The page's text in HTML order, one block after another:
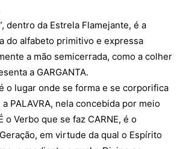
dentro da Estrela Flamejante, é a
do alfabeto primitivo e expressa
a mão semicerrada, como a colher
a GARGANTA.
o lugar onde se forma e se corporifica
a PALAVRA, nela concebida por meio
o Verbo que se faz CARNE, é o
em virtude da qual o Espírito